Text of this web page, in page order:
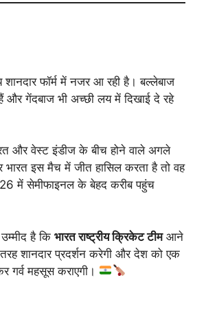
शानदार फॉर्म में नजर आ रही है। बल्लेबाज
गेंदबाज भी अच्छी लय में दिखाई दे रहे
और वेस्ट इंडीज के बीच होने वाले अगले
इस मैच में जीत हासिल करता है तो वह
में सेमीफाइनल के बेहद करीब पहुंच
है कि भारत राष्ट्रीय क्रिकेट टीमआने
शानदार प्रदर्शन करेगी और देश को एक
गर्व महसूस कराएगी।